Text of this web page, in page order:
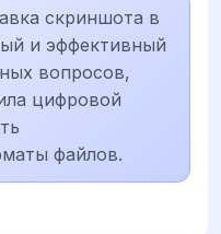
скриншота в
и эффективный
вопросов,
цифровой
файлов.